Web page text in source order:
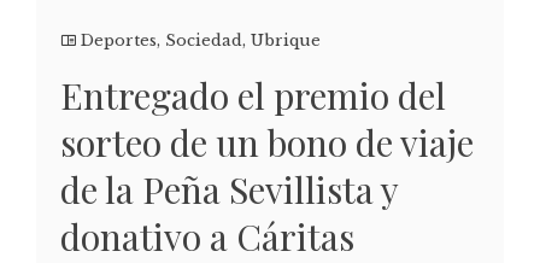
Deportes, Sociedad, Ubrique
Entregado el premio del
sorteo de un bono de viaje
de la Peña Sevillista y
donativo a Cáritas